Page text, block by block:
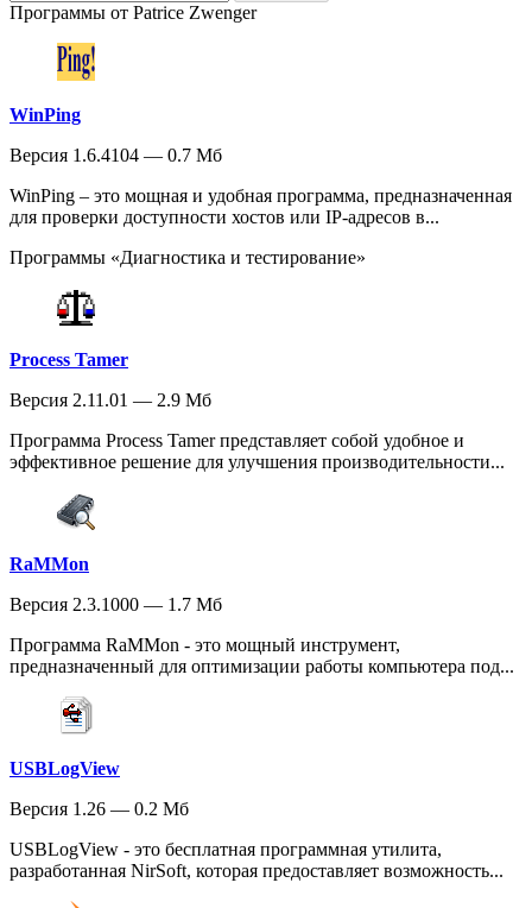
Программы от Patrice Zwenger
WinPing
Версия 1.6.4104 — 0.7 Мб
WinPing – это мощная и удобная программа, предназначенная
для проверки доступности хостов или IP-адресов в...
Программы «Диагностика и тестирование»
Process Tamer
Версия 2.11.01 — 2.9 Мб
Программа Process Tamer представляет собой удобное и
эффективное решение для улучшения производительности...
RaMMon
Версия 2.3.1000 — 1.7 Мб
Программа RaMMon - это мощный инструмент,
предназначенный для оптимизации работы компьютера под...
USBLogView
Версия 1.26 — 0.2 Мб
USBLogView - это бесплатная программная утилита,
разработанная NirSoft, которая предоставляет возможность...